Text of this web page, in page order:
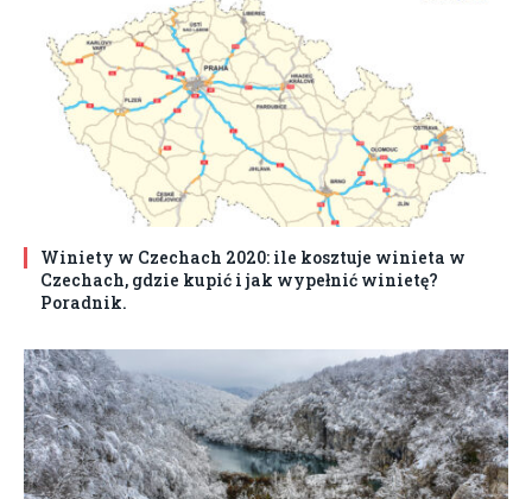
Winiety w Czechach 2020: ile kosztuje winieta w
Czechach, gdzie kupić i jak wypełnić winietę?
Poradnik.